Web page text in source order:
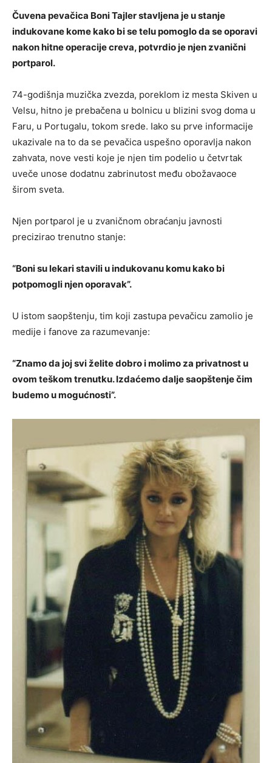
Čuvena pevačica Boni Tajler stavljena je u stanje
indukovane kome kako bi se telu pomoglo da se oporavi
nakon hitne operacije creva, potvrdio je njen zvanični
portparol.
74-godišnja muzička zvezda, poreklom iz mesta Skiven u
Velsu, hitno je prebačena u bolnicu u blizini svog doma u
Faru, u Portugalu, tokom srede. Iako su prve informacije
ukazivale na to da se pevačica uspešno oporavlja nakon
zahvata, nove vesti koje je njen tim podelio u četvrtak
uveče unose dodatnu zabrinutost među obožavaoce
širom sveta.
Njen portparol je u zvaničnom obraćanju javnosti
precizirao trenutno stanje:
“Boni su lekari stavili u indukovanu komu kako bi
potpomogli njen oporavak”.
U istom saopštenju, tim koji zastupa pevačicu zamolio je
medije i fanove za razumevanje:
“Znamo da joj svi želite dobro i molimo za privatnost u
ovom teškom trenutku. Izdaćemo dalje saopštenje čim
budemo u mogućnosti”.